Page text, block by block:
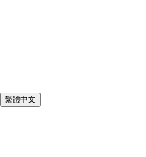
繁體中文